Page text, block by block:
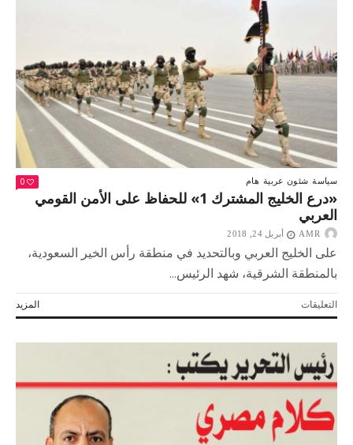
سياسة شئون عربية هام 0
«درع الخليج المشترك 1» للحفاظ على الأمن القومي
العربي
AMR أبريل 24, 2018
على الخليج العربي وبالتحديد في منطقة رأس الخير السعودية،
بالمنطقة الشرقية، شهد الرئيس...
المزيد التعليقاتعلى
«درع
1»
للحفاظ
على
الأمن
القومي
العربي